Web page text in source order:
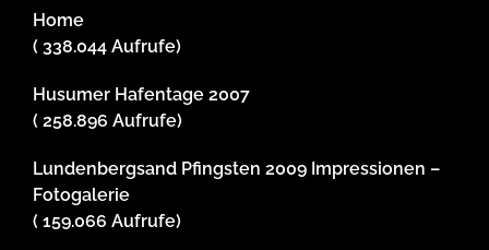
Home
( 338.044 Aufrufe)
Husumer Hafentage 2007
( 258.896 Aufrufe)
Lundenbergsand Pfingsten 2009 Impressionen –
Fotogalerie
( 159.066 Aufrufe)